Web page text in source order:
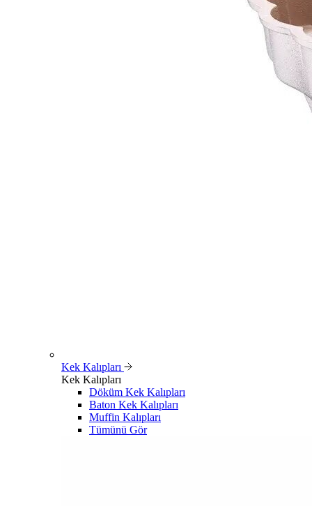
Kek Kalıpları
Kek Kalıpları
Döküm Kek Kalıpları
Baton Kek Kalıpları
Muffin Kalıpları
Tümünü Gör